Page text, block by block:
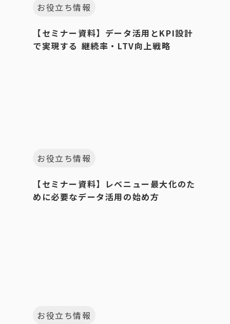
お役立ち情報
【セミナー資料】データ活用とKPI設計
で実現する 継続率・LTV向上戦略
お役立ち情報
【セミナー資料】レベニュー最大化のた
めに必要なデータ活用の始め方
お役立ち情報